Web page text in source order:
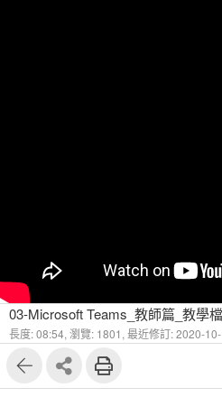
03-Microsoft Teams_教師篇_教學
長度: 08:54, 瀏覽: 1801, 最近修訂: 2020-